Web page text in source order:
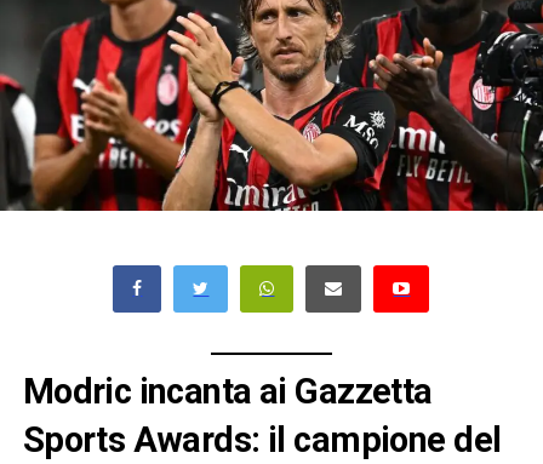
Modric incanta ai Gazzetta
Sports Awards: il campione del